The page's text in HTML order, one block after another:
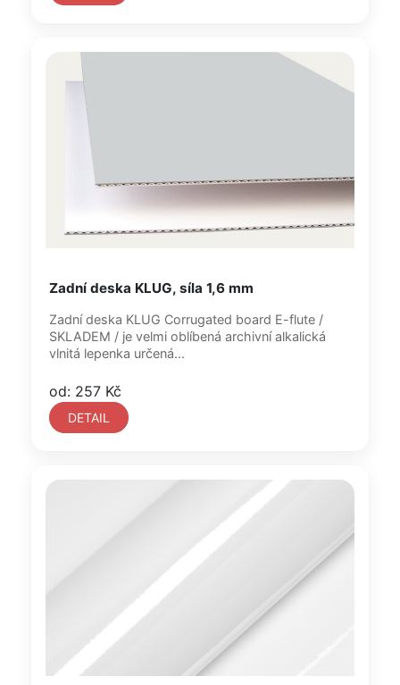
Zadní deska KLUG, síla 1,6 mm
Zadní deska KLUG Corrugated board E-flute /
SKLADEM / je velmi oblíbená archivní alkalická
vlnitá lepenka určená...
od: 257 Kč
DETAIL